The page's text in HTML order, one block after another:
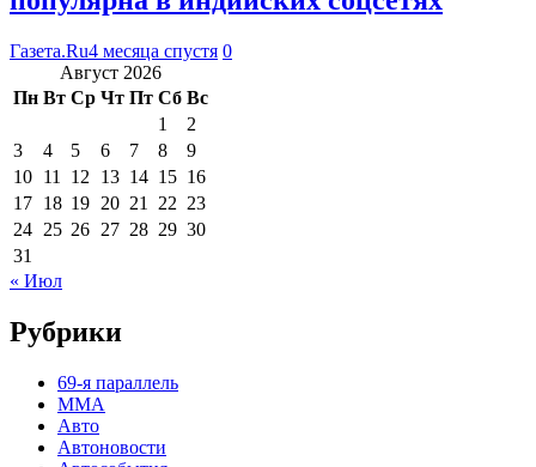
Газета.Ru4 месяца спустя 0
Август 2026
Пн Вт Ср Чт Пт Сб Вс
1
2
3
4 5 6 7 8
9
10 11 12 13 14 15 16
17 18 19 20 21 22 23
24 25 26 27 28 29 30
31
« Июл
Рубрики
69-я параллель
MMA
Авто
Автоновости